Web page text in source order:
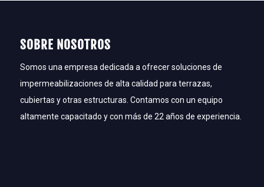
SOBRE NOSOTROS
Somos una empresa dedicada a ofrecer soluciones de
impermeabilizaciones de alta calidad para terrazas,
cubiertas y otras estructuras. Contamos con un equipo
altamente capacitado y con más de 22 años de experiencia.